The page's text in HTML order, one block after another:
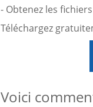
- Obtenez les
Téléchargez
Voici